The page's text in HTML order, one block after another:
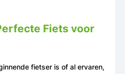
Fiets voor
fietser is of al ervaren,